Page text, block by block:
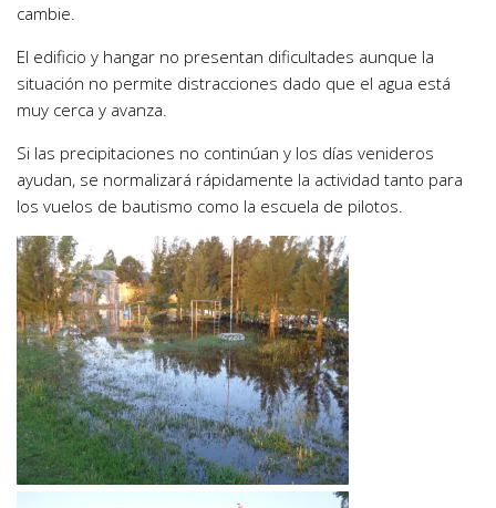
cambie.
El edificio y hangar no presentan dificultades aunque la
situación no permite distracciones dado que el agua está
muy cerca y avanza.
Si las precipitaciones no continúan y los días venideros
ayudan, se normalizará rápidamente la actividad tanto para
los vuelos de bautismo como la escuela de pilotos.